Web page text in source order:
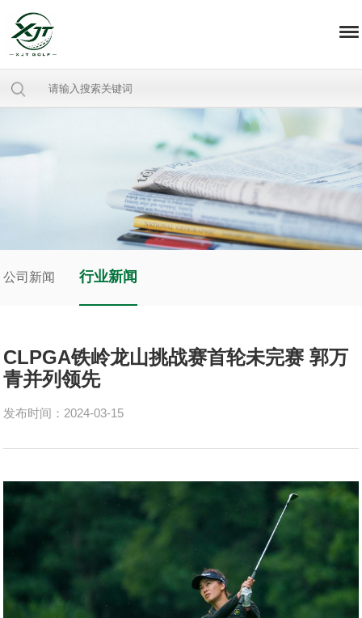
公司新闻 行业新闻
CLPGA铁岭龙山挑战赛首轮未完赛 郭万
青并列领先
发布时间：2024-03-15